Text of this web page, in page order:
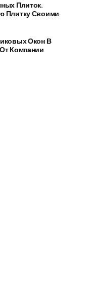
Плиток.
Плитку Своими
Окон В
Компании